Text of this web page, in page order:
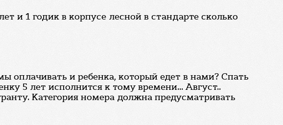
и 1 годик в корпусе лесной в стандарте сколько
и ребенка, который едет в нами? Спать
5 лет исполнится к тому времени... Август..
Категория номера должна предусматривать